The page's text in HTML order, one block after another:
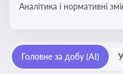
Аналітика і нормативні
завершенню проваджень,
приватних виконавців
Головне за добу (AI)